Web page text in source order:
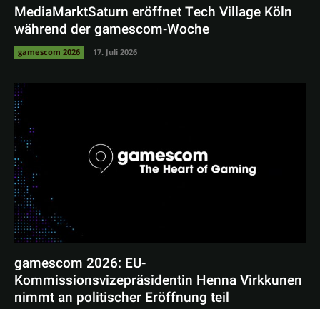
MediaMarktSaturn eröffnet Tech Village Köln
während der gamescom-Woche
gamescom 2026 17. Juli 2026
gamescom 2026: EU-
Kommissionsvizepräsidentin Henna Virkkunen
nimmt an politischer Eröffnung teil